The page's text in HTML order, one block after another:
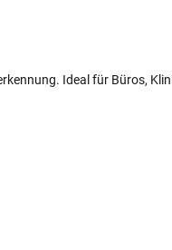
Ideal für Büros,